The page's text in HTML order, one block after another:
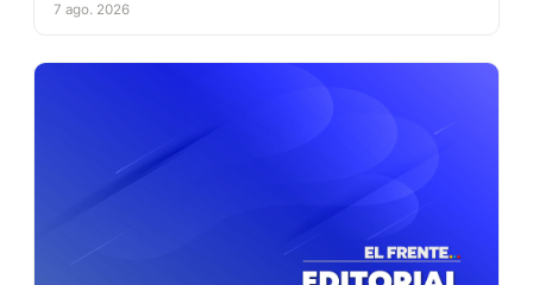
7 ago. 2026